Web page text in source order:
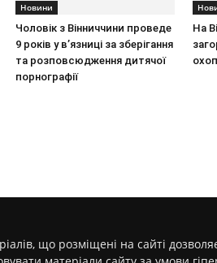
Новини
Чоловік з Вінниччини проведе
9 років у в’язниці за зберігання
та розповсюдження дитячої
порнографії
На
що розміщені на сайті